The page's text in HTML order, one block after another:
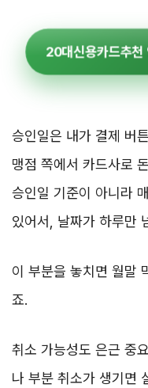
20대신용카드추천
승인일은 내가 결제 버
맹점 쪽에서 카드사로
승인일 기준이 아니라
있어서, 날짜가 하루만
이 부분을 놓치면 월말
죠.
취소 가능성도 은근 중
나 부분 취소가 생기면